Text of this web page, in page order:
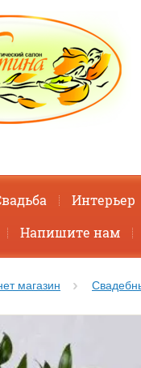
Интерьер
Напишите нам
магазин